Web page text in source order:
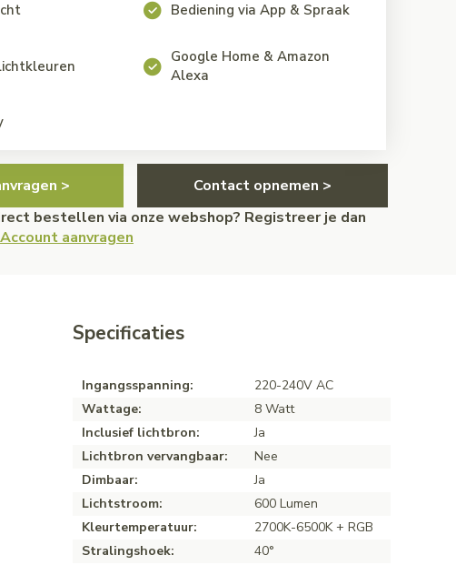
Bediening via App & Spraak
Google Home & Amazon
Alexa
>
Contact opnemen >
bestellen via onze webshop? Registreer je dan
Account aanvragen
Specificaties
Ingangsspanning:
220-240V AC
Wattage:
8 Watt
Inclusief lichtbron:
Ja
Lichtbron vervangbaar:
Nee
Dimbaar:
Ja
Lichtstroom:
600 Lumen
Kleurtemperatuur:
2700K-6500K + RGB
Stralingshoek:
40°